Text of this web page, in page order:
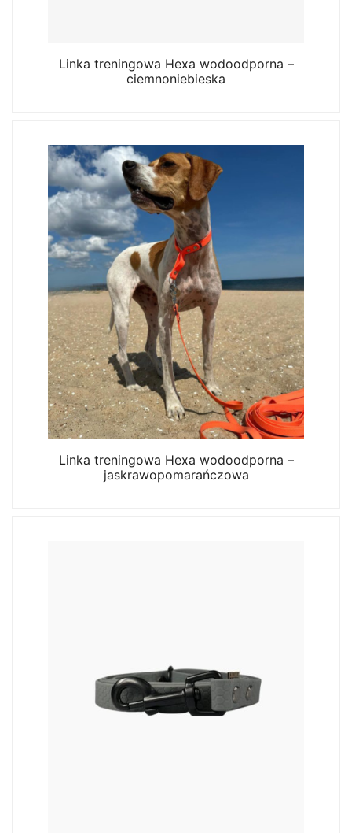
Linka treningowa Hexa wodoodporna –
ciemnoniebieska
Linka treningowa Hexa wodoodporna –
jaskrawopomarańczowa